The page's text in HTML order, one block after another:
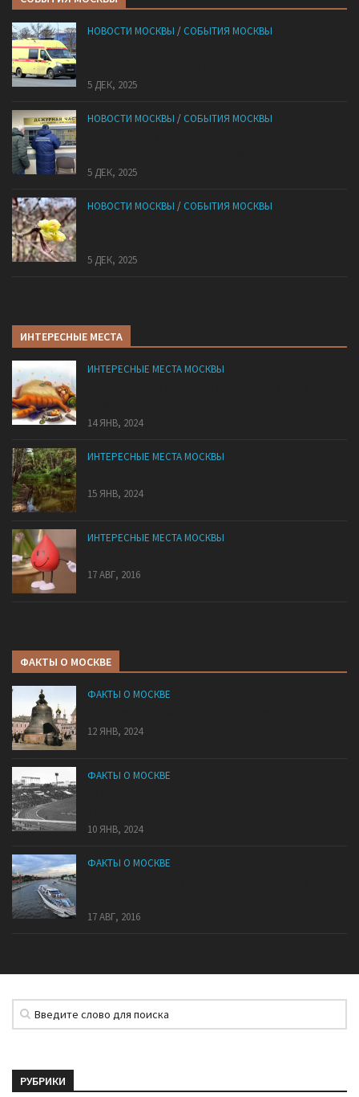
НОВОСТИ МОСКВЫ / СОБЫТИЯ МОСКВЫ
5 ДЕК, 2025
НОВОСТИ МОСКВЫ / СОБЫТИЯ МОСКВЫ
5 ДЕК, 2025
НОВОСТИ МОСКВЫ / СОБЫТИЯ МОСКВЫ
5 ДЕК, 2025
ИНТЕРЕСНЫЕ МЕСТА
ИНТЕРЕСНЫЕ МЕСТА МОСКВЫ
14 ЯНВ, 2024
ИНТЕРЕСНЫЕ МЕСТА МОСКВЫ
15 ЯНВ, 2024
ИНТЕРЕСНЫЕ МЕСТА МОСКВЫ
17 АВГ, 2016
ФАКТЫ О МОСКВЕ
ФАКТЫ О МОСКВЕ
12 ЯНВ, 2024
ФАКТЫ О МОСКВЕ
10 ЯНВ, 2024
ФАКТЫ О МОСКВЕ
17 АВГ, 2016
РУБРИКИ